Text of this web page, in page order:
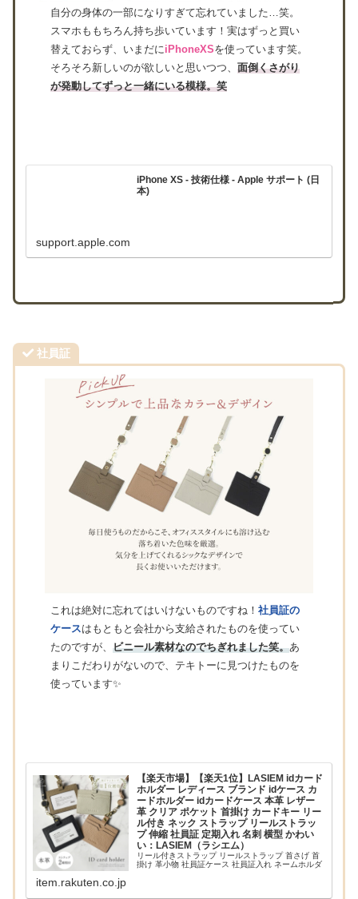
自分の身体の一部になりすぎて忘れていました…笑。
スマホももちろん持ち歩いています！実はずっと買い
替えておらず、いまだに iPhoneXSを使っています笑。
そろそろ新しいのが欲しいと思いつつ、 面倒くさがり
が発動してずっと一緒にいる模様。笑
iPhone XS - 技術仕様 - Apple サポート (日
本)
support.apple.com
社員証
これは絶対に忘れてはいけないものですね！ 社員証の
ケースはもともと会社から支給されたものを使ってい
たのですが、 ビニール素材なのでちぎれました笑。あ
まりこだわりがないので、テキトーに見つけたものを
使っています✨
【楽天市場】【楽天1位】LASIEM idカード
ホルダー レディース ブランド idケース カ
ードホルダー idカードケース 本革 レザー
革 クリア ポケット 首掛け カードキー リー
ル付き ネック ストラップ リールストラッ
プ 伸縮 社員証 定期入れ 名刺 横型 かわい
い：LASIEM（ラシエム）
リール付きストラップ リールストラップ 首さげ 首
掛け 革小物 社員証ケース 社員証入れ ネームホルダ
item.rakuten.co.jp